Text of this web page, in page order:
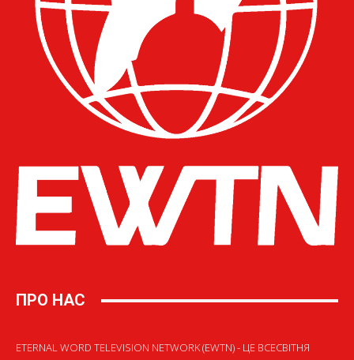
ПРО НАС
ETERNAL WORD TELEVISION NETWORK (EWTN) - ЦЕ ВСЕСВІТНЯ